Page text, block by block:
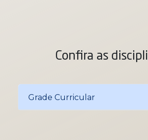
Confira as
Grade Curricular